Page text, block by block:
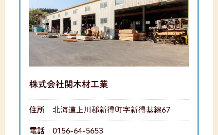
株式会社関木材工業
住所 北海道上川郡新得町字新得基線67
電話 0156-64-5653